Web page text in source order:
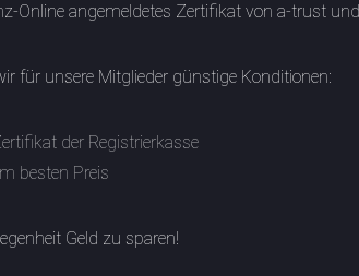
Online angemeldetes Zertifikat von a-trust
für unsere Mitglieder günstige Konditionen:
der Registrierkasse
besten Preis
Geld zu sparen!